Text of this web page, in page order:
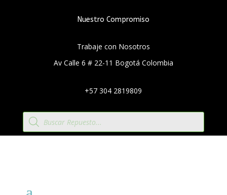
Nuestro Compromiso
Trabaje con Nosotros
Av Calle 6 # 22-11 Bogotá Colombia
+57 304 2819809
Búsqueda
de
productos